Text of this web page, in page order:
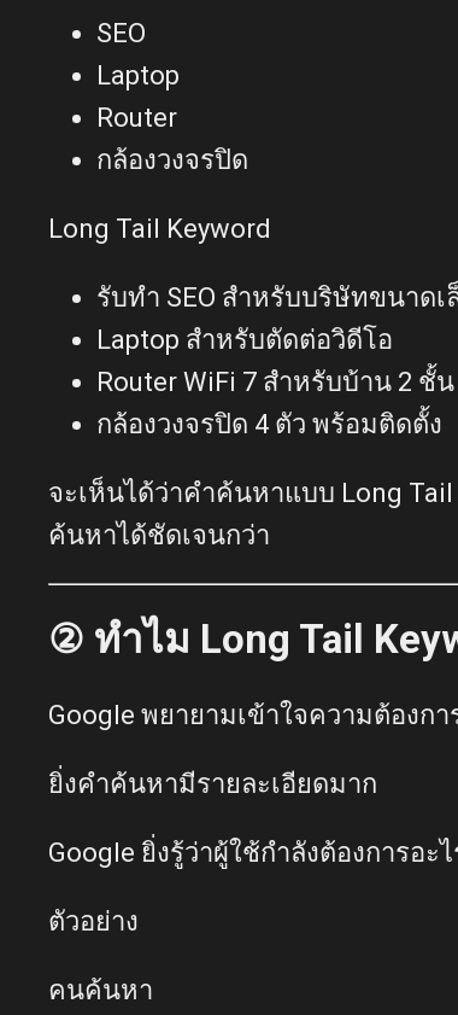
SEO
Laptop
Router
กล้องวงจรปิด
Long Tail Keyword
รับทำ SEO สำหรับบริษัทขนาดเ
Laptop สำหรับตัดต่อวิดีโอ
Router WiFi 7 สำหรับบ้าน 2 ชั้น
กล้องวงจรปิด 4 ตัว พร้อมติดตั้ง
จะเห็นได้ว่าคำค้นหาแบบ Long
ค้นหาได้ชัดเจนกว่า
② ทำไม Long Tail
Google พยายามเข้าใจความต้องก
ยิ่งคำค้นหามีรายละเอียดมาก
Google ยิ่งรู้ว่าผู้ใช้กำลังต้องการอะไ
ตัวอย่าง
คนค้นหา